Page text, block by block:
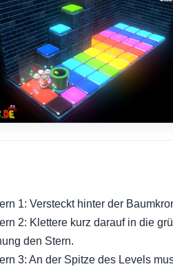
1: Versteckt hinter der
2: Klettere kurz darauf in die
den Stern.
3: An der Spitze des Levels